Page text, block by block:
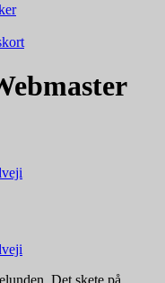
Det skete på